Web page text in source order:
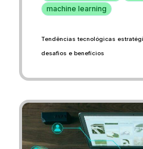
machine learning
Tendências tecnológicas
desafios e benefícios